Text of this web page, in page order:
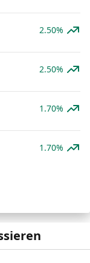
2.50%
2.50%
1.70%
1.70%